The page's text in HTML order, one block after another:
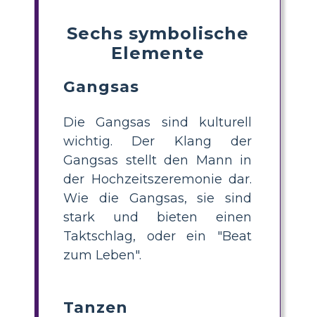
Sechs symbolische
Elemente
Gangsas
Die Gangsas sind kulturell
wichtig. Der Klang der
Gangsas stellt den Mann in
der Hochzeitszeremonie dar.
Wie die Gangsas, sie sind
stark und bieten einen
Taktschlag, oder ein "Beat
zum Leben".
Tanzen